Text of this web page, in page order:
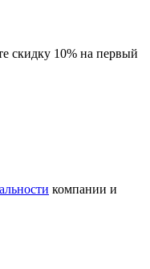
скидку 10% на первый
компании и